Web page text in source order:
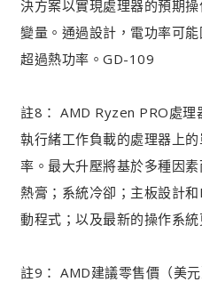
決方案以實現處理器的預期
變量。通過設計，電功率可
超過熱功率。GD-109
註8： AMD Ryzen PRO處理
執行緒工作負載的處理器上
率。最大升壓將基於多種因
熱膏；系統冷卻；主板設計
動程式；以及最新的操作系
註9： AMD建議零售價（美